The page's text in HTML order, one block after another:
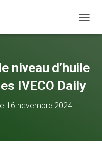
niveau d’huile
IVECO Daily
16 novembre 2024